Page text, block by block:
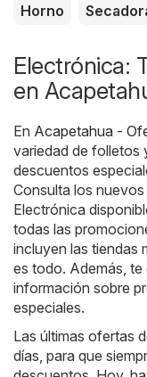
Horno
Electrónica:
en
En Acapetahua -
variedad de folletos
descuentos
Consulta los
Electrónica
todas las
incluyen las tiendas
es todo. Además,
información sobre
especiales.
Las últimas ofertas
días, para que